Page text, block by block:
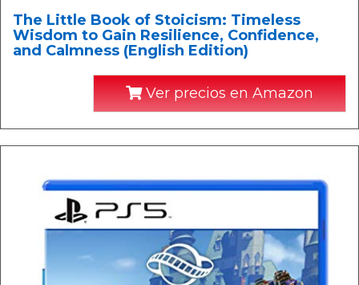
The Little Book of Stoicism: Timeless
Wisdom to Gain Resilience, Confidence,
and Calmness (English Edition)
Ver precios en Amazon